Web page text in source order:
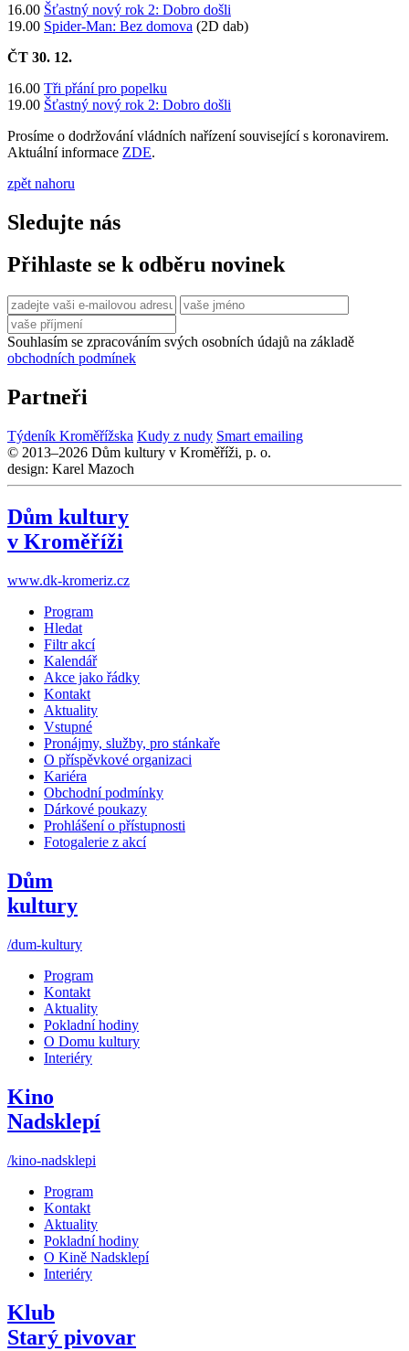
16.00 Šťastný nový rok 2: Dobro došli
19.00 Spider-Man: Bez domova (2D dab)
ČT 30. 12.
16.00 Tři přání pro popelku
19.00 Šťastný nový rok 2: Dobro došli
Prosíme o dodržování vládních nařízení související s koronavirem.
Aktuální informace ZDE.
zpět nahoru
Sledujte nás
Přihlaste se k odběru novinek
Souhlasím se zpracováním svých osobních údajů na základě
obchodních podmínek
Partneři
Týdeník Kroměřížska Kudy z nudy Smart emailing
© 2013–2026 Dům kultury v Kroměříži, p. o.
design: Karel Mazoch
Dům kultury
v Kroměříži
www.dk-kromeriz.cz
Program
Hledat
Filtr akcí
Kalendář
Akce jako řádky
Kontakt
Aktuality
Vstupné
Pronájmy, služby, pro stánkaře
O příspěvkové organizaci
Kariéra
Obchodní podmínky
Dárkové poukazy
Prohlášení o přístupnosti
Fotogalerie z akcí
Dům
kultury
/dum-kultury
Program
Kontakt
Aktuality
Pokladní hodiny
O Domu kultury
Interiéry
Kino
Nadsklepí
/kino-nadsklepi
Program
Kontakt
Aktuality
Pokladní hodiny
O Kině Nadsklepí
Interiéry
Klub
Starý pivovar